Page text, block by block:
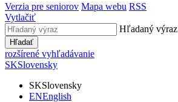
Verzia pre seniorov Mapa webu RSS
Vytlačiť
Hľadaný výraz
Hľadať
rozšírené vyhľadávanie
SKSlovensky
SKSlovensky
ENEnglish